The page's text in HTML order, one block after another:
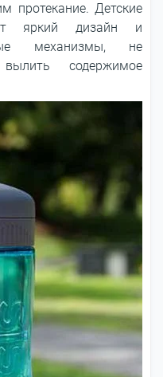
протекание. Детские
яркий дизайн и
механизмы, не
содержимое